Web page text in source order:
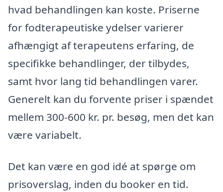
hvad behandlingen kan koste. Priserne
for fodterapeutiske ydelser varierer
afhængigt af terapeutens erfaring, de
specifikke behandlinger, der tilbydes,
samt hvor lang tid behandlingen varer.
Generelt kan du forvente priser i spændet
mellem 300-600 kr. pr. besøg, men det kan
være variabelt.
Det kan være en god idé at spørge om
prisoverslag, inden du booker en tid.